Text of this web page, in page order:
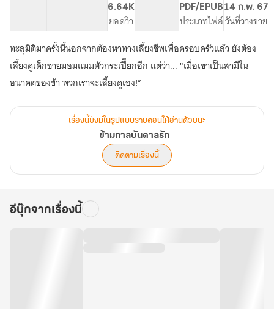
6.64K
ยอดวิว
PDF/EPUB
ประเภทไฟล์
14 ก.พ. 67
วันที่วางขาย
ทะลุมิติมาครั้งนี้นอกจากต้องหาทางเลี้ยงชีพเพื่อครอบครัวแล้ว ยังต้อง
เลี้ยงดูเด็กชายมอมแมมตัวกระเปี๊ยกอีก แต่ว่า... "เมื่อเขาเป็นสามีใน
อนาคตของข้า พวกเราจะเลี้ยงดูเอง!”
เรื่องนี้ยังมีในรูปแบบรายตอนให้อ่านด้วยนะ
ข้ามกาลบันดาลรัก
ติดตามเรื่องนี้
อีบุ๊กจากเรื่องนี้